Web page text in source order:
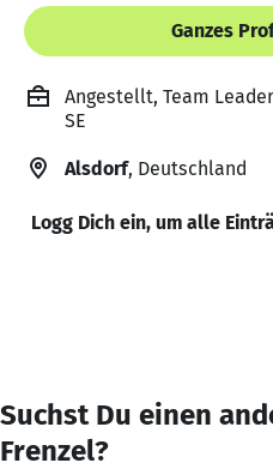
Ganzes
Angestellt, Team
SE
Alsdorf, Deutschland
Logg Dich ein, um alle
Suchst Du einen
Frenzel?